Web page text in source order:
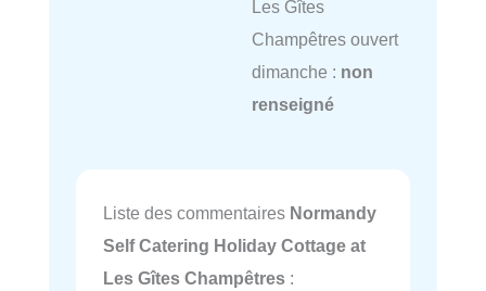
Les Gîtes
Champêtres ouvert
dimanche : non
renseigné
Liste des commentaires Normandy
Self Catering Holiday Cottage at
Les Gîtes Champêtres :